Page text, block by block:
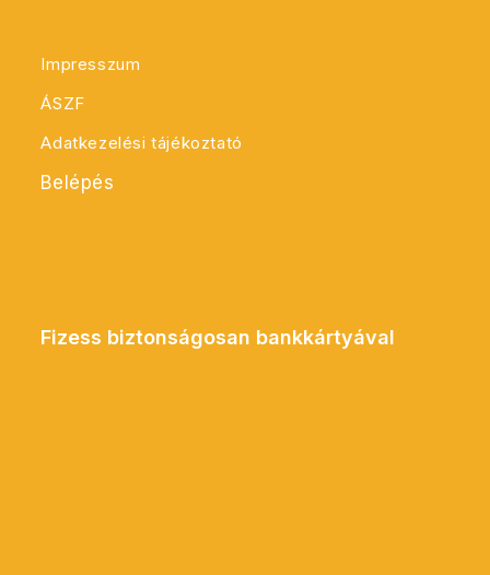
Impresszum
ÁSZF
Adatkezelési tájékoztató
Belépés
Fizess biztonságosan bankkártyával